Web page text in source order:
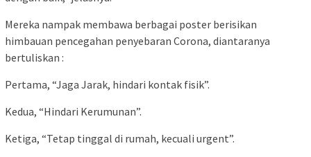
Mereka nampak membawa berbagai poster berisikan
himbauan pencegahan penyebaran Corona, diantaranya
bertuliskan :
Pertama, “Jaga Jarak, hindari kontak fisik”.
Kedua, “Hindari Kerumunan”.
Ketiga, “Tetap tinggal di rumah, kecuali urgent”.